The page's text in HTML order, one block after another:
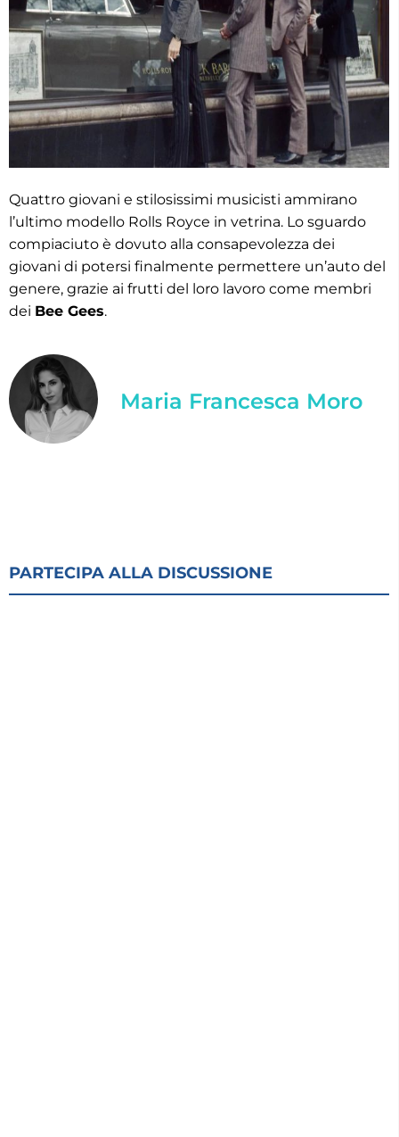
Quattro giovani e stilosissimi musicisti ammirano
l’ultimo modello Rolls Royce in vetrina. Lo sguardo
compiaciuto è dovuto alla consapevolezza dei
giovani di potersi finalmente permettere un’auto del
genere, grazie ai frutti del loro lavoro come membri
dei Bee Gees.
Maria Francesca Moro
PARTECIPA ALLA DISCUSSIONE